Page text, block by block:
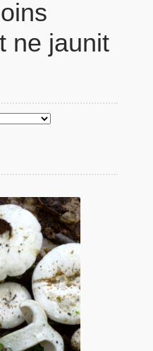
ne jaunit